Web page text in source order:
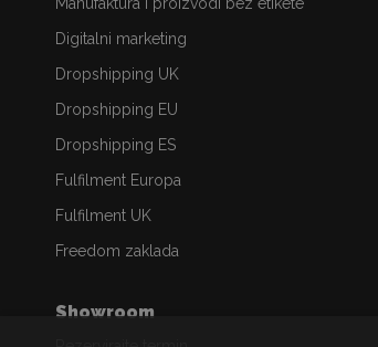
Digitalni marketing
Dropshipping UK
Dropshipping EU
Dropshipping ES
Fulfilment Europa
Fulfilment UK
Freedom zaklada
Showroom